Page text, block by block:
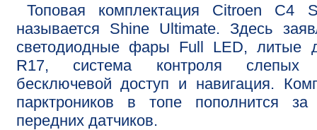
Топовая комплектация Citroen С4
называется Shine Ultimate. Здесь
светодиодные фары Full LED, литые
R17, система контроля слепых
бесключевой доступ и навигация.
парктроников в топе пополнится за
передних датчиков.